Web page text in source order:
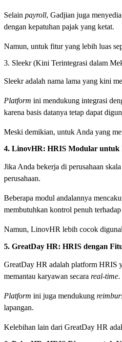
Selain payroll, Gadjian juga
dengan kepatuhan pajak yang ketat.
Namun, untuk fitur yang lebih luas
3. Sleekr (Kini Terintegrasi dalam
Sleekr adalah nama lama yang kini
Platform ini mendukung integrasi
karena basis datanya tetap dapat
Meski demikian, untuk Anda yang
4. LinovHR: HRIS Modular untuk
Jika Anda bekerja di perusahaan
perusahaan.
Beberapa modul andalannya
membutuhkan kontrol penuh terhadap
Namun, LinovHR lebih cocok
5. GreatDay HR: HRIS dengan
GreatDay HR adalah platform HRIS
memantau karyawan secara real-time.
Platform ini juga mendukung
lapangan.
Kelebihan lain dari GreatDay HR